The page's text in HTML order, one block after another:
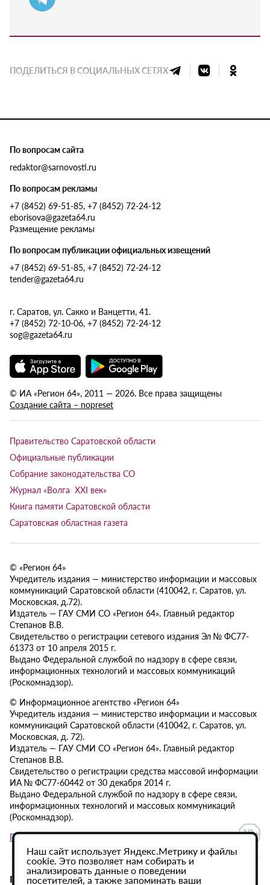
ПОДЕЛИТЬСЯ В СОЦИАЛЬНЫХ СЕТЯХ
По вопросам сайта
redaktor@sarnovosti.ru
По вопросам рекламы
+7 (8452) 69-51-85, +7 (8452) 72-24-12
eborisova@gazeta64.ru
Размещение рекламы
По вопросам публикации официальных извещений
+7 (8452) 69-51-85, +7 (8452) 72-24-12
tender@gazeta64.ru
г. Саратов, ул. Сакко и Ванцетти, 41.
+7 (8452) 72-10-06, +7 (8452) 72-24-12
sog@gazeta64.ru
© ИА «Регион 64», 2011 — 2026. Все права защищены
Создание сайта – nopreset
Правительство Саратовской области
Официальные публикации
Собрание законодательства СО
Журнал «Волга XXI век»
Книга памяти Саратовской области
Саратовская областная газета
© «Регион 64»
Учредитель издания — министерство информации и массовых
коммуникаций Саратовской области (410042, г. Саратов, ул.
Московская, д.72).
Издатель — ГАУ СМИ СО «Регион 64». Главный редактор
Степанов В.В.
Свидетельство о регистрации сетевого издания Эл № ФС77-
61373 от 10 апреля 2015 г.
Выдано Федеральной службой по надзору в сфере связи,
информационных технологий и массовых коммуникаций
(Роскомнадзор).
© Информационное агентство «Регион 64»
Учредитель издания — министерство информации и массовых
коммуникаций Саратовской области (410042, г. Саратов, ул.
Московская, д. 72).
Издатель — ГАУ СМИ СО «Регион 64». Главный редактор
Степанов В.В.
Свидетельство о регистрации средства массовой информации
ИА № ФС77-60442 от 30 декабря 2014 г.
Выдано Федеральной службой по надзору в сфере связи,
информационных технологий и массовых коммуникаций
(Роскомнадзор).
Политика в отношении обработки персональных данных
При использовании материалов сайта активная
Наш сайт использует Яндекс.Метрику и файлы
cookie. Это позволяет нам собирать и
анализировать данные о поведении
посетителей, а также запоминать ваши